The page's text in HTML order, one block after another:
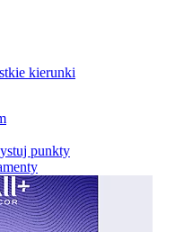
kierunki
punkty